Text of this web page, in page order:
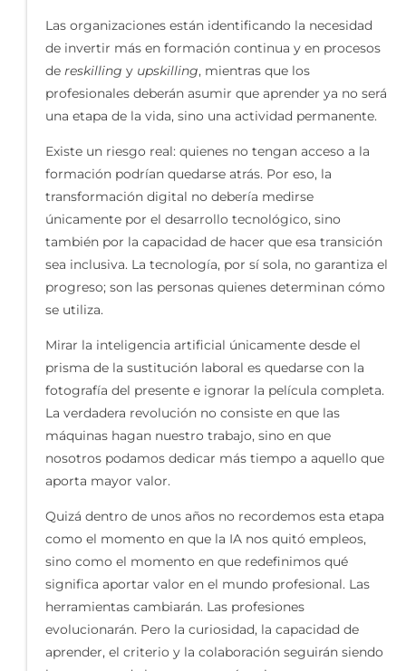
Las organizaciones están identificando la necesidad
de invertir más en formación continua y en procesos
de reskilling y upskilling, mientras que los
profesionales deberán asumir que aprender ya no será
una etapa de la vida, sino una actividad permanente.
Existe un riesgo real: quienes no tengan acceso a la
formación podrían quedarse atrás. Por eso, la
transformación digital no debería medirse
únicamente por el desarrollo tecnológico, sino
también por la capacidad de hacer que esa transición
sea inclusiva. La tecnología, por sí sola, no garantiza el
progreso; son las personas quienes determinan cómo
se utiliza.
Mirar la inteligencia artificial únicamente desde el
prisma de la sustitución laboral es quedarse con la
fotografía del presente e ignorar la película completa.
La verdadera revolución no consiste en que las
máquinas hagan nuestro trabajo, sino en que
nosotros podamos dedicar más tiempo a aquello que
aporta mayor valor.
Quizá dentro de unos años no recordemos esta etapa
como el momento en que la IA nos quitó empleos,
sino como el momento en que redefinimos qué
significa aportar valor en el mundo profesional. Las
herramientas cambiarán. Las profesiones
evolucionarán. Pero la curiosidad, la capacidad de
aprender, el criterio y la colaboración seguirán siendo